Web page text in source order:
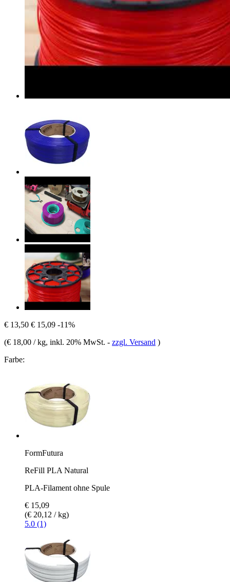
€ 13,50 € 15,09 -11%
(€ 18,00 / kg, inkl. 20% MwSt. - zzgl. Versand )
Farbe:
FormFutura
ReFill PLA Natural
PLA-Filament ohne Spule
€ 15,09
(€ 20,12 / kg)
5.0 (1)